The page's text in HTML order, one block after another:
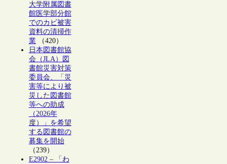
大学附属図書
館医学部分館
でのカビ被害
資料の清掃作
業（420）
日本図書館協
会（JLA）図
書館災害対策
委員会、「災
害等により被
災した図書館
等への助成
（2026年
度）」を希望
する図書館の
募集を開始
（239）
E2902 – 「わ